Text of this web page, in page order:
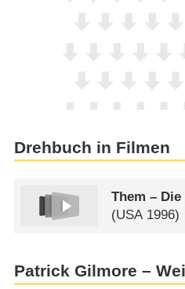
Drehbuch in Filmen
Them –
(USA1996)
Patrick Gilmore –